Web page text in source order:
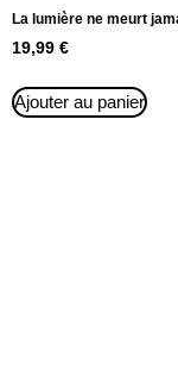
La lumière ne meurt
19,99 €
Ajouter au panier